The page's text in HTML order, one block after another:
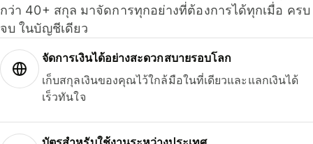
กว่า 40+ สกุล มาจัดการทุกอย่างที่ต้องการได้ทุกเมื่อ ครบ
จบ ในบัญชีเดียว
จัดการเงินได้อย่างสะดวกสบายรอบโลก
เก็บสกุลเงินของคุณไว้ใกล้มือในที่เดียวและแลกเงินได้
เร็วทันใจ